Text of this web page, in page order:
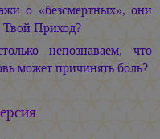
о «безсмертных», они
Твой Приход?
непознаваем, что
может причинять боль?